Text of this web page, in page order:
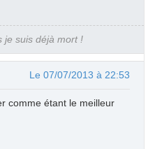
je suis déjà mort !
Le 07/07/2013 à 22:53
comme étant le meilleur